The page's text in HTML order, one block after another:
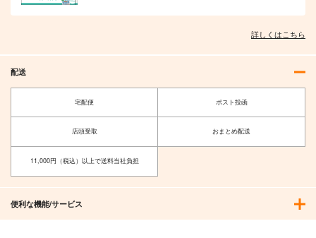
詳しくはこちら
配送
宅配便 ポスト投函
店頭受取 おまとめ配送
11,000円（税込）以上で送料当社負担
便利な機能/サービス